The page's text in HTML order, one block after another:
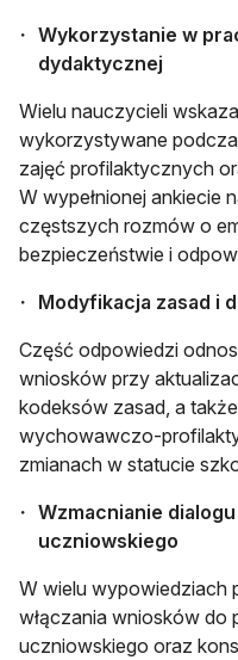
Wykorzystanie w
dydaktycznej
Wielu nauczycieli
wykorzystywane
zajęć profilaktycznych
W wypełnionej ankiecie
częstszych rozmów o
bezpieczeństwie i
Modyfikacja zasad i
Część odpowiedzi
wniosków przy
kodeksów zasad, a
wychowawczo-
zmianach w statucie
Wzmacnianie
uczniowskiego
W wielu wypowiedziach
włączania wniosków do
uczniowskiego oraz